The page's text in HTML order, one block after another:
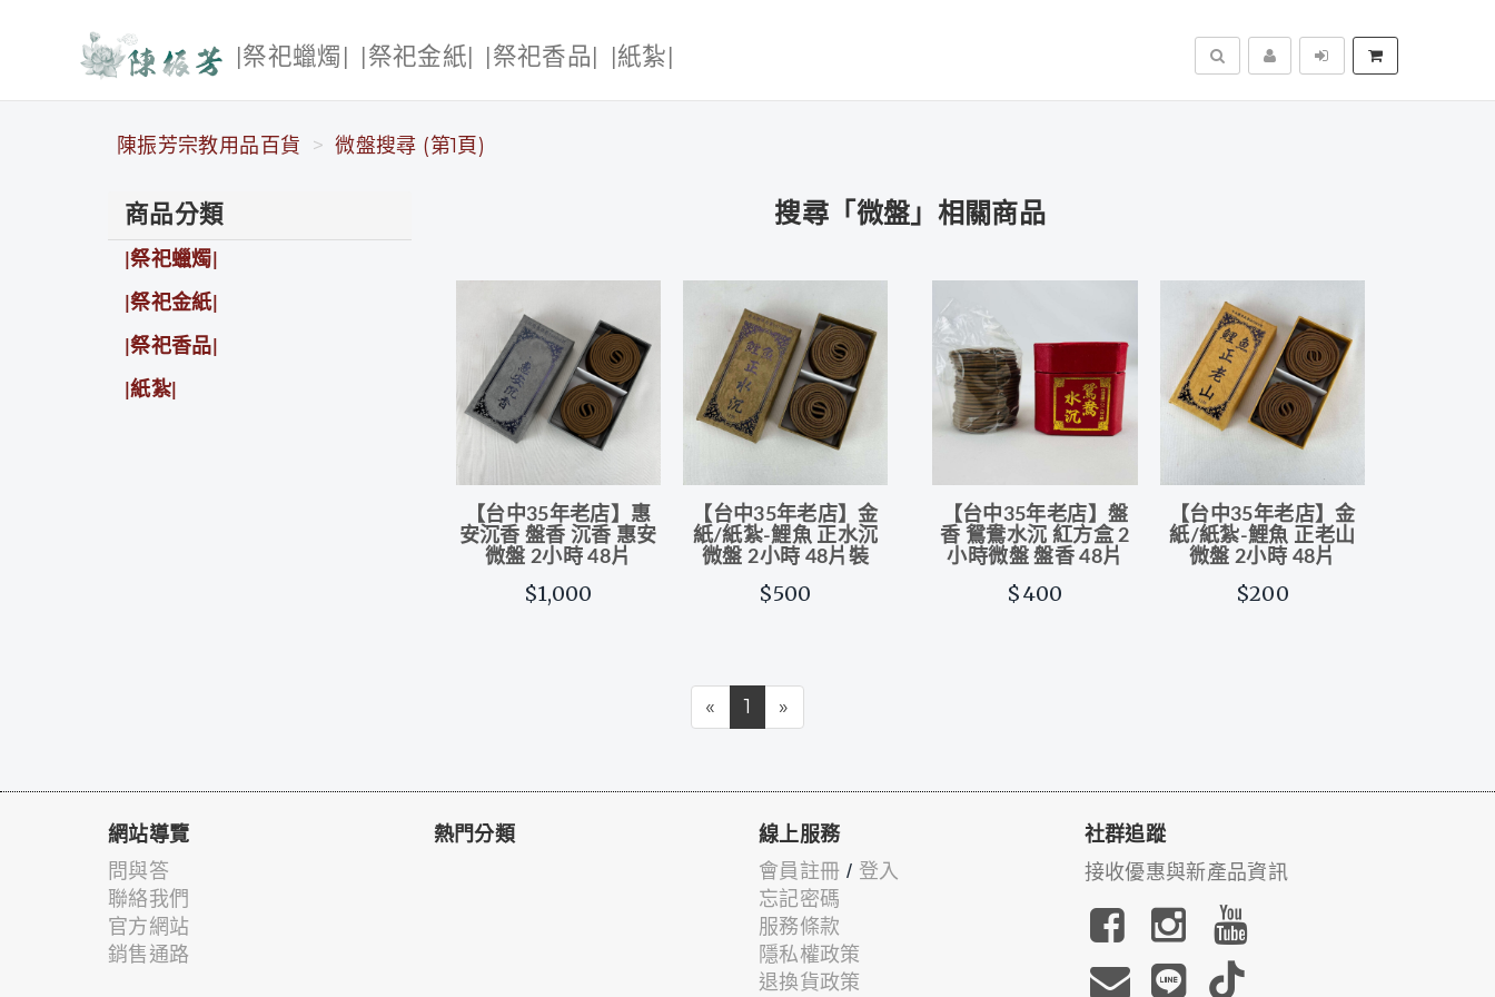
陳振芳宗教用品百貨
|祭祀蠟燭| |祭祀金紙| |祭祀香品| |紙紮| 搜尋
陳振芳宗教用品百貨 微盤搜尋 (第1頁)
商品分類
|祭祀蠟燭|
|祭祀金紙|
|祭祀香品|
|紙紮|
搜尋「微盤」相關商品
【台中35年老店】惠
安沉香 盤香 沉香 惠安
微盤 2小時 48片
$1,000
【台中35年老店】金
紙/紙紮-鯉魚 正水沉
微盤 2小時 48片裝
$500
【台中35年老店】盤
香 鴛鴦水沉 紅方盒 2
小時微盤 盤香 48片
$400
【台中35年老店】金
紙/紙紮-鯉魚 正老山
微盤 2小時 48片
$200
« 1 »
網站導覽
問與答
聯絡我們
官方網站
銷售通路
熱門分類 線上服務
會員註冊 / 登入
忘記密碼
服務條款
隱私權政策
退換貨政策
社群追蹤
接收優惠與新產品資訊